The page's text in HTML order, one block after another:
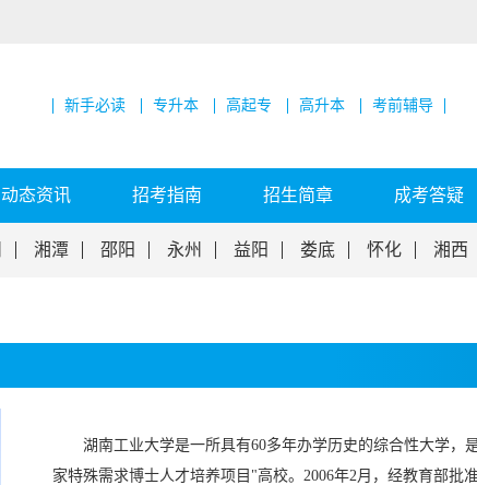
新手必读 专升本 高起专 高升本 考前辅导
动态资讯 招考指南 招生简章 成考答疑
湘潭 邵阳 永州 益阳 娄底 怀化 湘西
湖南工业大学是一所具有60多年办学历史的综合性大学，
家特殊需求博士人才培养项目"高校。2006年2月，经教育部批